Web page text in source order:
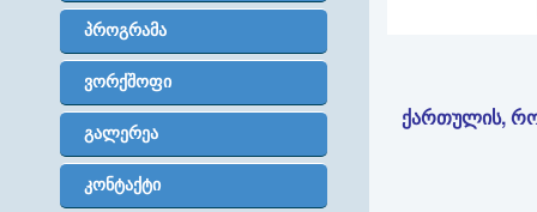
პროგრამა
ვორქშოფი
გალერეა
კონტაქტი
ქართულის,